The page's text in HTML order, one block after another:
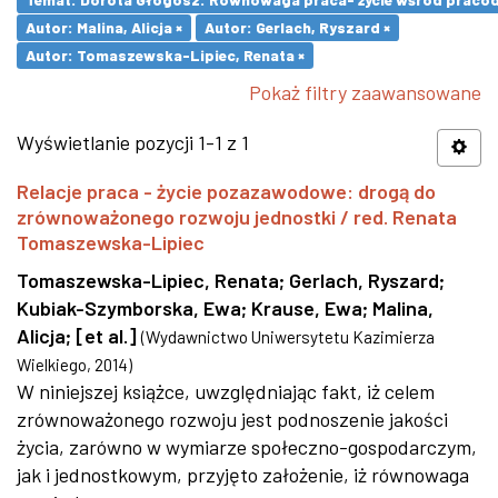
Autor: Malina, Alicja ×
Autor: Gerlach, Ryszard ×
Autor: Tomaszewska-Lipiec, Renata ×
Pokaż filtry zaawansowane
Wyświetlanie pozycji 1-1 z 1
Relacje praca - życie pozazawodowe: drogą do
zrównoważonego rozwoju jednostki / red. Renata
Tomaszewska-Lipiec
Tomaszewska-Lipiec, Renata; Gerlach, Ryszard;
Kubiak-Szymborska, Ewa; Krause, Ewa; Malina,
Alicja; [et al.] (Wydawnictwo Uniwersytetu Kazimierza
Wielkiego, 2014)
W niniejszej książce, uwzględniając fakt, iż celem
zrównoważonego rozwoju jest podnoszenie jakości
życia, zarówno w wymiarze społeczno-gospodarczym,
jak i jednostkowym, przyjęto założenie, iż równowaga